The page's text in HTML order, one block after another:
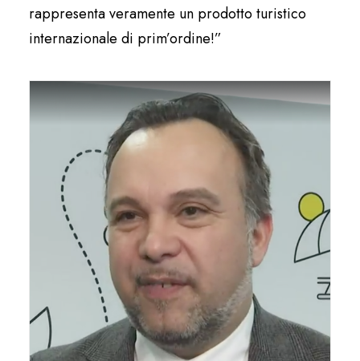
rappresenta veramente un prodotto turistico
internazionale di prim’ordine!”